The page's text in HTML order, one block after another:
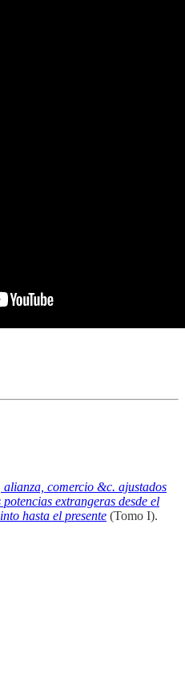
comercio &c. ajustados
extrangeras desde el
hasta el presente (Tomo I).